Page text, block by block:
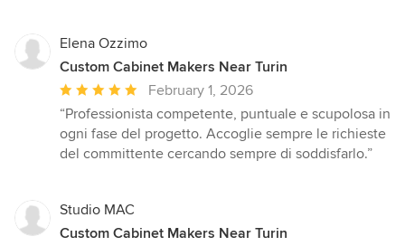
Elena Ozzimo
Custom Cabinet Makers Near Turin
Average
rating:
5
out
stars
February 1, 2026
“Professionista competente, puntuale e scupolosa in
ogni fase del progetto. Accoglie sempre le richieste
del committente cercando sempre di soddisfarlo.”
Studio MAC
Custom Cabinet Makers Near Turin